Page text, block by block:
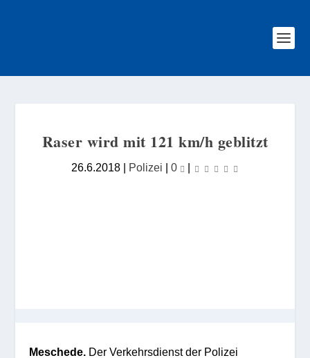
Raser wird mit 121 km/h geblitzt
26.6.2018 | Polizei | 0 |
Meschede. Der Verkehrsdienst der Polizei